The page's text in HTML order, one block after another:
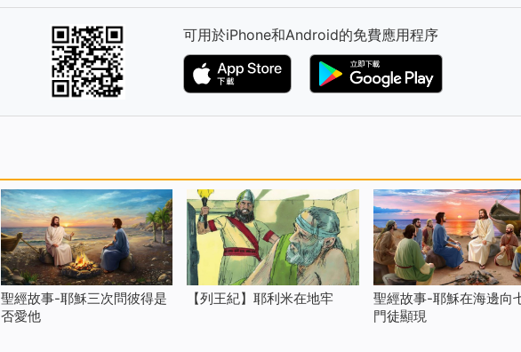
可用於iPhone和Android的免費應用程序
聖經故事-耶穌三次問彼得是
否愛他
【列王紀】耶利米在地牢
聖經故事-耶穌在海邊向
門徒顯現